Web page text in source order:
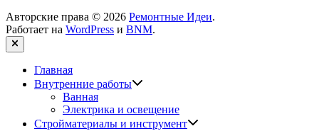
Авторские права © 2026 Ремонтные Идеи.
Работает на WordPress и BNM.
Закрыть
Главная
Внутренние работы
Ванная
Электрика и освещение
Стройматериалы и инструмент